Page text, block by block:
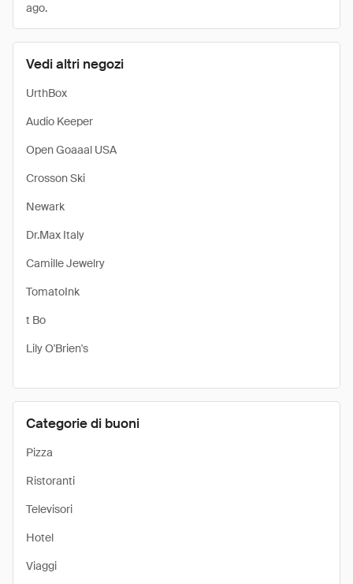
Vedi altri negozi
UrthBox
Audio Keeper
Open Goaaal USA
Crosson Ski
Newark
Dr.Max Italy
Camille Jewelry
TomatoInk
t Bo
Lily O'Brien's
Categorie di buoni
Pizza
Ristoranti
Televisori
Hotel
Viaggi
ago.